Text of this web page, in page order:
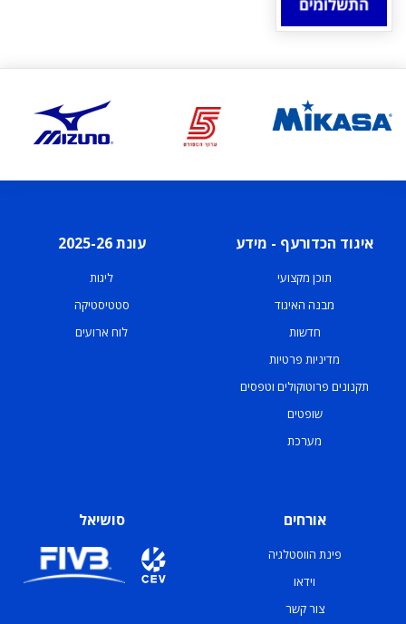
איגוד הכדורעף - מידע
תוכן מקצועי
מבנה האיגוד
חדשות
מדיניות פרטיות
תקנונים פרוטוקולים וטפסים
שופטים
מערכת
עונת 2025-26
ליגות
סטטיסטיקה
לוח ארועים
אורחים
פינת הווסטלגיה
וידאו
צור קשר
סושיאל